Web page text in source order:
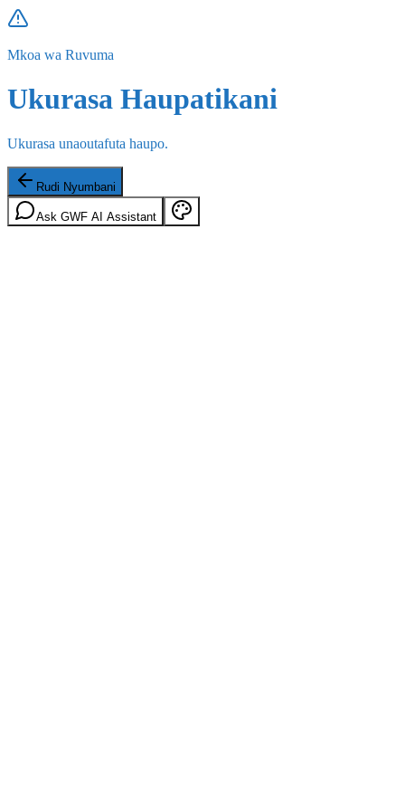
Mkoa wa Ruvuma
Ukurasa Haupatikani
Ukurasa unaoutafuta haupo.
Rudi Nyumbani
Ask GWF AI Assistant